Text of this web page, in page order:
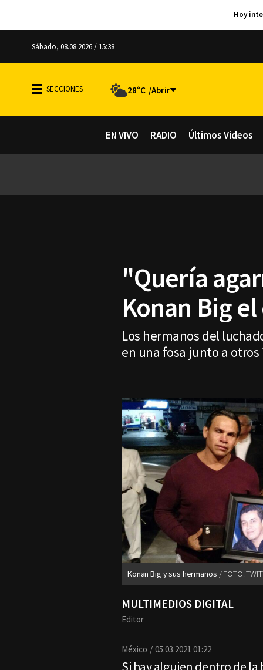
Sábado, 08.08.2026 / 15:38
28°C
EN VIVO RADIO Últimos Videos
"Quería
Konan Big
Los hermanos del
en una fosa junto a otros
Konan Big y sus hermanos FOTO:
MULTIMEDIOS DIGITAL
Editor
México 05.03.2021 01:22
Si hay alguien dentro de